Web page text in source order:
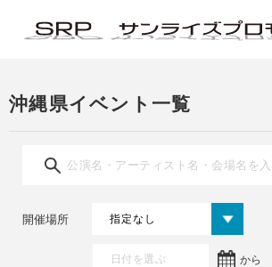
沖縄県イベント一覧
から
開催場所